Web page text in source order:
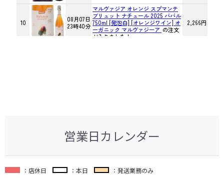
営業日カレンダー
：店休日 ：本日 ：発送業務のみ